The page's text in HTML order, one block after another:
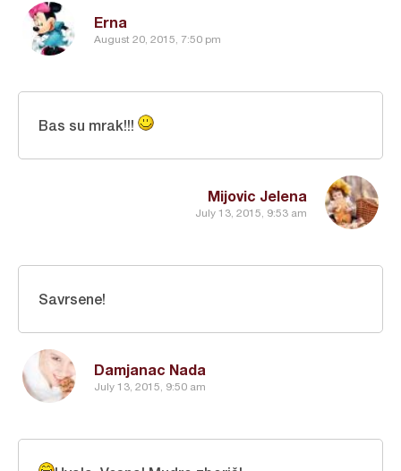
Erna
August 20, 2015, 7:50 pm
Mijovic Jelena
July 13, 2015, 9:53 am
Bas su mrak!!!
Damjanac Nada
July 13, 2015, 9:50 am
Savrsene!